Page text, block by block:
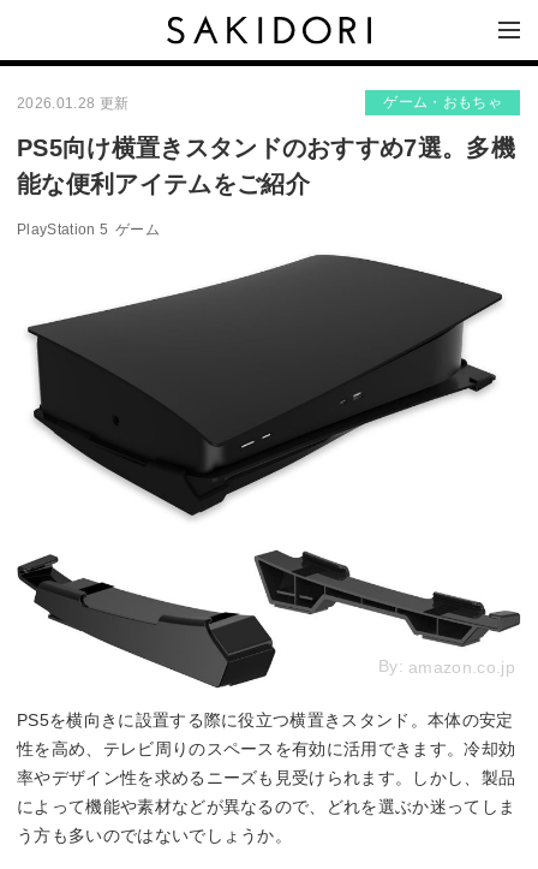
2026.01.28 更新 ゲーム・おもちゃ
PS5向け横置きスタンドのおすすめ7選。多機
能な便利アイテムをご紹介
PlayStation 5 ゲーム
By: amazon.co.jp
PS5を横向きに設置する際に役立つ横置きスタンド。本体の安定
性を高め、テレビ周りのスペースを有効に活用できます。冷却効
率やデザイン性を求めるニーズも見受けられます。しかし、製品
によって機能や素材などが異なるので、どれを選ぶか迷ってしま
う方も多いのではないでしょうか。